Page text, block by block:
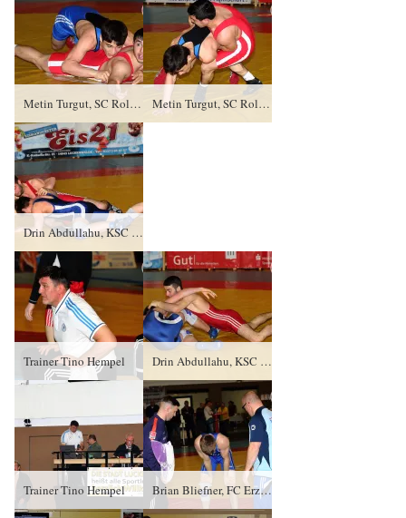
Metin Turgut, SC Roland Hamburg gegen Abdul Galamatov (blaues Trikot), RSV Rotation Greiz DQ/0:5/11:13 Metin Turgut, SC Roland Hamburg gegen Abdul Galamatov (blaues Trikot), RSV Rotation Greiz DQ/0:5/11:13
Drin Abdullahu, KSC Motor Jena gegen Dustin Nürnberger (blaues Trikot), RSV Rotation Greiz PS/3:1/12:4
Trainer Tino Hempel Drin Abdullahu, KSC Motor Jena gegen Dustin Nürnberger (blaues Trikot), RSV Rotation Greiz PS/3:1/12:4
Trainer Tino Hempel Brian Bliefner, FC Erzgebirge Aue und seine Trainer